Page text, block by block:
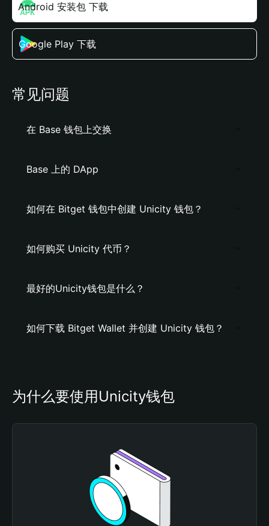
Android 安装包 下载
Google Play 下载
常见问题
在 Base 钱包上交换
Base 上的 DApp
如何在 Bitget 钱包中创建 Unicity 钱包？
如何购买 Unicity 代币？
最好的Unicity钱包是什么？
如何下载 Bitget Wallet 并创建 Unicity 钱包？
为什么要使用Unicity钱包